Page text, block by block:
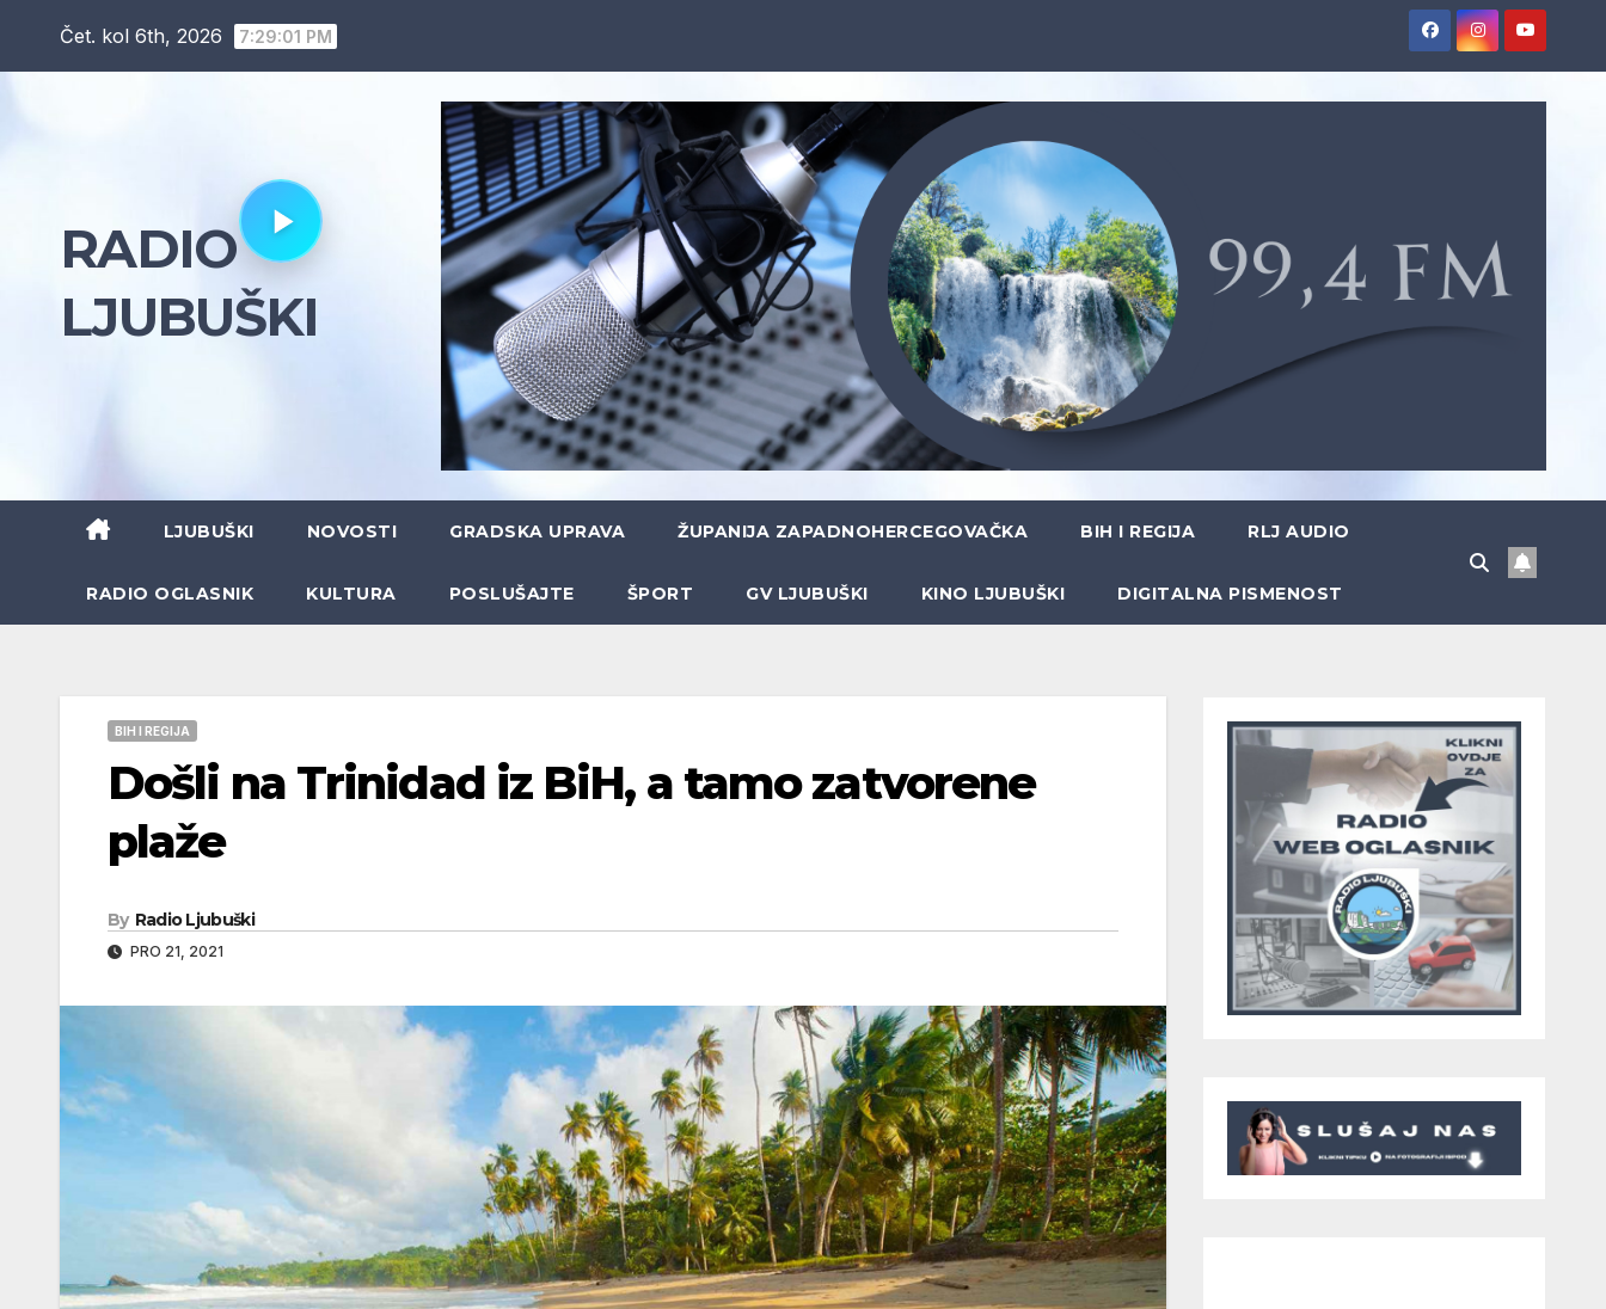
Čet. kol 6th, 2026 7:29:02 PM
RADIO
LJUBUŠKI
LJUBUŠKI NOVOSTI GRADSKA UPRAVA ŽUPANIJA ZAPADNOHERCEGOVAČKA BIH I REGIJA RLJ AUDIO
RADIO OGLASNIK KULTURA POSLUŠAJTE ŠPORT GV LJUBUŠKI KINO LJUBUŠKI DIGITALNA PISMENOST
BIH I REGIJA
Došli na Trinidad iz BiH, a tamo zatvorene
plaže
By Radio Ljubuški
PRO 21, 2021